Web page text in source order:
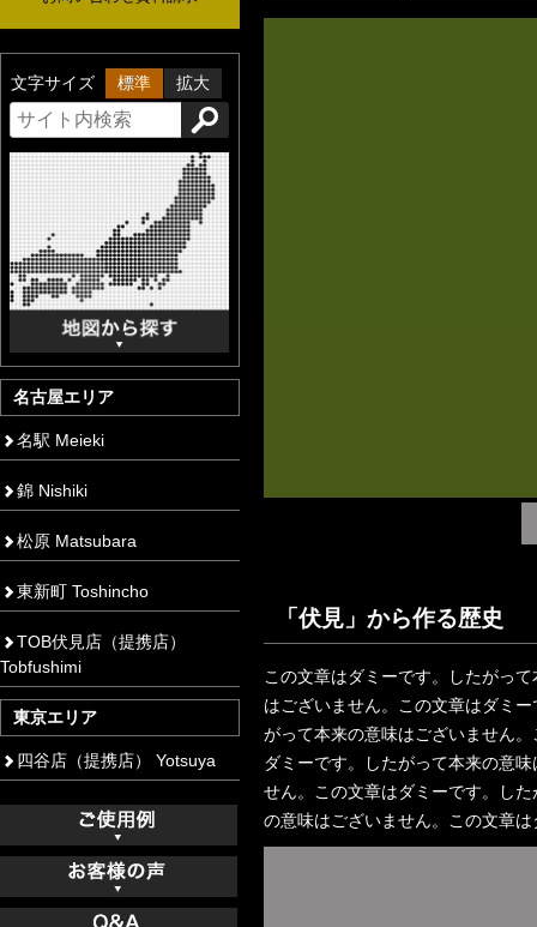
「伏見」から作る歴史
この文章はダミーです。したがっ
はございません。この文章はダミ
がって本来の意味はございません
ダミーです。したがって本来の意
せん。この文章はダミーです。し
の意味はございません。この文章
文字サイズ 標準 拡大
名古屋エリア
名駅 Meieki
錦 Nishiki
松原 Matsubara
東新町 Toshincho
TOB伏見店（提携店）
Tobfushimi
東京エリア
四谷店（提携店） Yotsuya